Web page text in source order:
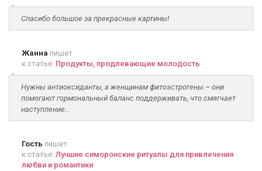
Спасибо большое за прекрасные картины!
Жанна пишет
к статье: Продукты, продлевающие молодость
Нужны антиоксиданты, а женщинам фитоэстрогены – они
помогают гормональный баланс поддерживать, что смягчает
наступление...
Гость пишет
к статье: Лучшие симоронские ритуалы для привлечения
любви и романтики